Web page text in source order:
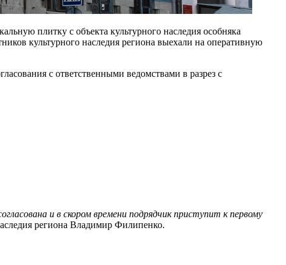
плитку с объекта культурного наследия особняка
культурного наследия региона выехали на оперативную
с ответственными ведомствами в разрез с
и в скором времени подрядчик приступит к первому
региона Владимир Филипенко.